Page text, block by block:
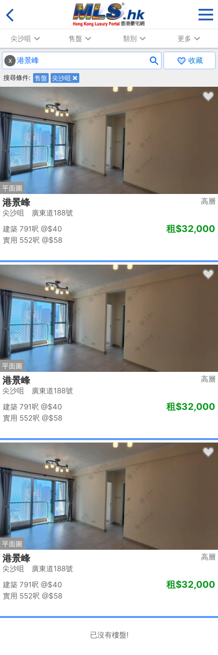
尖沙咀 售盤 類別 更多
x 收藏
搜尋條件: 售盤 尖沙咀
平面圖
高層
港景峰
尖沙咀 廣東道188號
建築 791呎 @$40
實用 552呎 @$58
租$32,000
平面圖
高層
港景峰
尖沙咀 廣東道188號
建築 791呎 @$40
實用 552呎 @$58
租$32,000
平面圖
高層
港景峰
尖沙咀 廣東道188號
建築 791呎 @$40
實用 552呎 @$58
租$32,000
已沒有樓盤!